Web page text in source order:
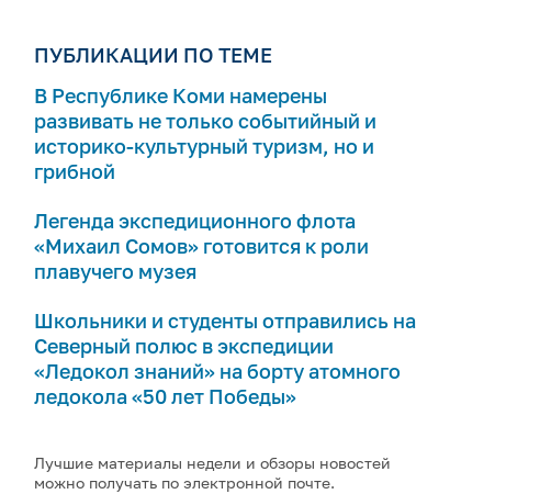
ПУБЛИКАЦИИ ПО ТЕМЕ
В Республике Коми намерены
развивать не только событийный и
историко-культурный туризм, но и
грибной
Легенда экспедиционного флота
«Михаил Сомов» готовится к роли
плавучего музея
Школьники и студенты отправились на
Северный полюс в экспедиции
«Ледокол знаний» на борту атомного
ледокола «50 лет Победы»
Лучшие материалы недели и обзоры новостей
можно получать по электронной почте.